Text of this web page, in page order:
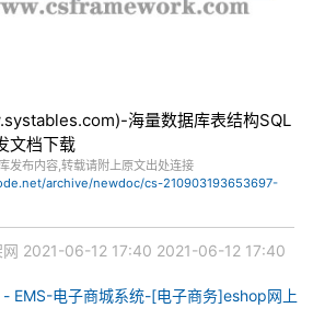
海量数据库表结构SQL
文档下载
发布内容,转载请附上原文出处连接
archive/newdoc/cs-210903193653697-
2021-06-12 17:40 2021-06-12 17:40
EMS-电子商城系统-[电子商务]eshop网上